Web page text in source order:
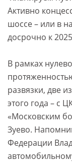
Активно
шоссе – или в
досрочно к
В рамках
развязки, две
этого года – с
«Московским
Зуево.
Федерации